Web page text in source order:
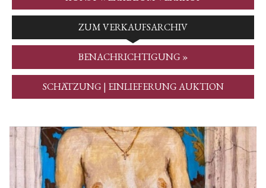
ZUM VERKAUFSARCHIV
BENACHRICHTIGUNG »
SCHÄTZUNG | EINLIEFERUNG AUKTION